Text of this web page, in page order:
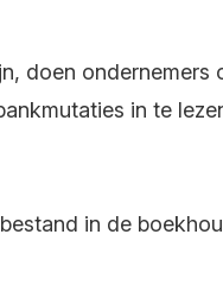
doen
in te
in de